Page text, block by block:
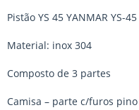
Pistão YS 45 YANMAR YS-45
Material: inox 304
Composto de 3 partes
Camisa – parte c/furos